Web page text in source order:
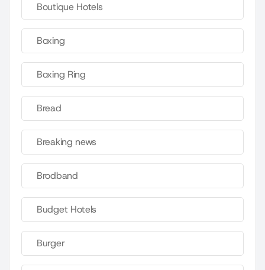
Boutique Hotels
Boxing
Boxing Ring
Bread
Breaking news
Brodband
Budget Hotels
Burger